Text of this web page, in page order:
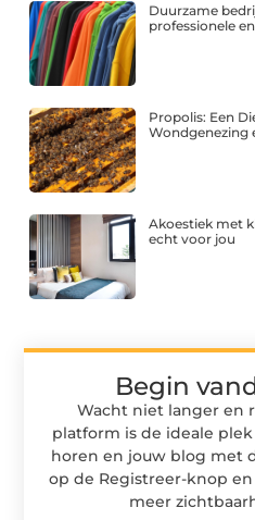
Duurzame
professionele
Propolis: Een
Wondgenezing
Akoestiek met
echt voor jou
Begin
Wacht niet langer en
platform is de ideale
horen en jouw blog met
op de Registreer-knop
meer